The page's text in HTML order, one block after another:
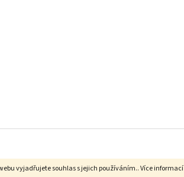
vyjadřujete souhlas s jejich používáním.. Více informací